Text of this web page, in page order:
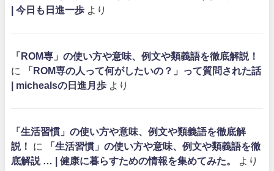
| 今日も日進一歩 より
「ROM専」の使い方や意味、例文や類義語を徹底解説！
に
「ROM専の人って何がしたいの？」って質問された話
| michealsの日進月歩 より
「生活習慣」の使い方や意味、例文や類義語を徹底解
説！
に
「生活習慣」の使い方や意味、例文や類義語を徹
底解説 … | 健康に暮らすための情報を集めてみた。
より